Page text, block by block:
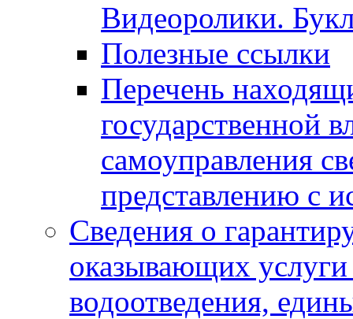
Видеоролики.
Полезные ссылки
Перечень
государственной
самоуправления
представлению с
Сведения о
оказывающих
водоотведения,